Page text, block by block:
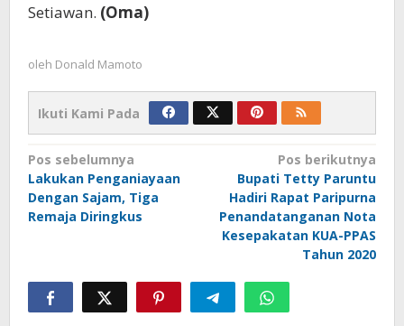
Setiawan. (Oma)
oleh Donald Mamoto
Ikuti Kami Pada
Navigasi
pos
Pos sebelumnya
Lakukan Penganiayaan
Dengan Sajam, Tiga
Remaja Diringkus
Pos berikutnya
Bupati Tetty Paruntu
Hadiri Rapat Paripurna
Penandatanganan Nota
Kesepakatan KUA-PPAS
Tahun 2020